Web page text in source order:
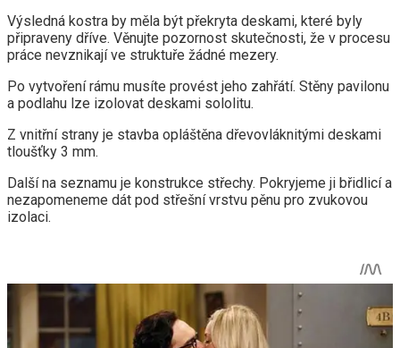
Výsledná kostra by měla být překryta deskami, které byly
připraveny dříve. Věnujte pozornost skutečnosti, že v procesu
práce nevznikají ve struktuře žádné mezery.
Po vytvoření rámu musíte provést jeho zahřátí. Stěny pavilonu
a podlahu lze izolovat deskami sololitu.
Z vnitřní strany je stavba opláštěna dřevovláknitými deskami
tloušťky 3 mm.
Další na seznamu je konstrukce střechy. Pokryjeme ji břidlicí a
nezapomeneme dát pod střešní vrstvu pěnu pro zvukovou
izolaci.